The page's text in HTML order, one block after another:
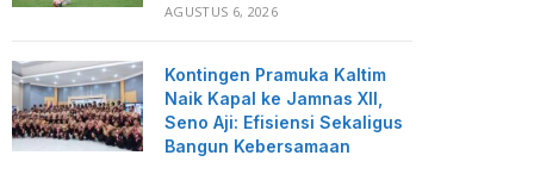
AGUSTUS 6, 2026
Kontingen Pramuka Kaltim
Naik Kapal ke Jamnas XII,
Seno Aji: Efisiensi Sekaligus
Bangun Kebersamaan